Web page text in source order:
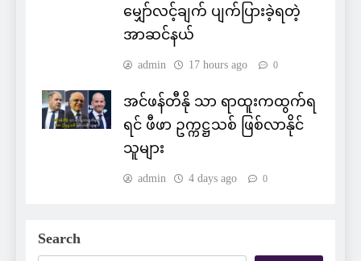
မျှော်လင့်ချက် ပျက်ပြားခဲ့ရတဲ့
အာဆင်နယ်
admin 17 hours ago 0
အင်ဖန်တီနို သာ ရာထူးကထွက်ရ
ရင် ဖီဖာ ဥက္ကဋ္ဌသစ် ဖြစ်လာနိုင်
သူများ
admin 4 days ago 0
Search